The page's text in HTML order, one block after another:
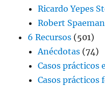
Ricardo Yepes
Robert
6 Recursos (501)
Anécdotas (74)
Casos prácticos
Casos prácticos